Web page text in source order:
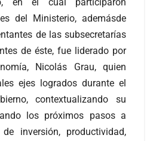
del Ministerio, ademásde
de las subsecretarías
de éste, fue liderado por
Nicolás Grau, quien
ejes logrados durante el
contextualizando su
los próximos pasos a
inversión, productividad,